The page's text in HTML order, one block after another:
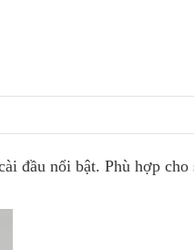
đầu nổi bật. Phù hợp cho